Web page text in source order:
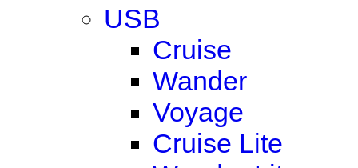
USB
Cruise
Wander
Voyage
Cruise Lite